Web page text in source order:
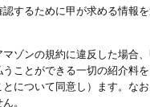
するために甲が求める情報
ゾンの規約に違反した場合
ことができる一切の紹介料
について同意し）ます。な
。